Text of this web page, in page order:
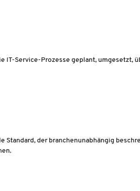
IT-Service-Prozesse geplant, umgesetzt,
Standard, der branchenunabhängig